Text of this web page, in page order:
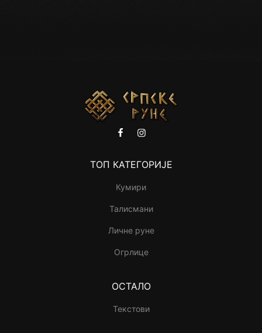
ТОП КАТЕГОРИЈЕ
Кумири
Талисмани
Личне руне
Огрлице
ОСТАЛО
Текстови